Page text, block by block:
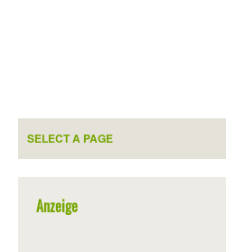
Anzeige